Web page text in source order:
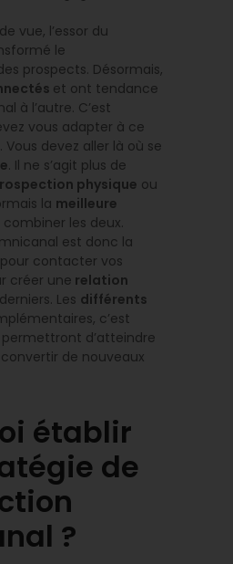
vue, l’essor du
le
prospects. Désormais,
et ont tendance
à l’autre. C’est
vous adapter à ce
devez aller là où se
. Il ne s’agit plus de
physique ou
la meilleure
les deux.
est donc la
contacter vos
créer une relation
Les différents
c’est
d’atteindre
de nouveaux
établir
de
?